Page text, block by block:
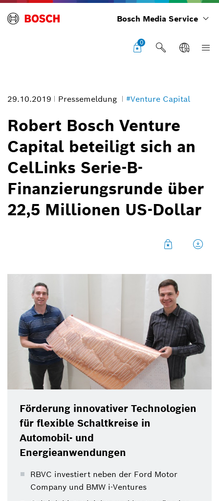
Bosch Media Service
0
29.10.2019 Pressemeldung #Venture Capital
Robert Bosch Venture
Capital beteiligt sich an
CelLinks Serie-B-
Finanzierungsrunde über
22,5 Millionen US-Dollar
Förderung innovativer Technologien
für flexible Schaltkreise in
Automobil- und
Energieanwendungen
RBVC investiert neben der Ford Motor
Company und BMW i-Ventures